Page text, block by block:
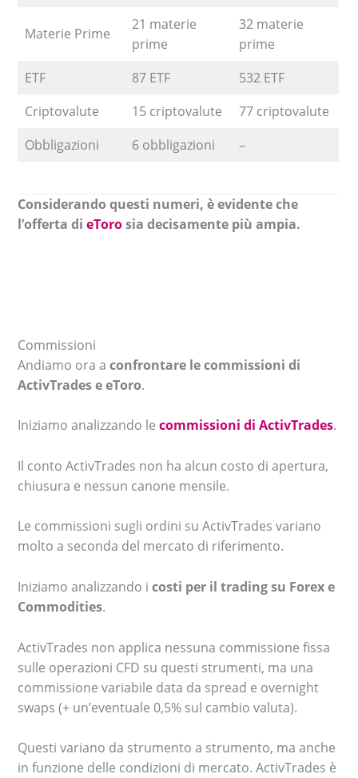
Materie Prime
21 materie
prime
32 materie
prime
ETF
87 ETF
532 ETF
Criptovalute
15 criptovalute
77 criptovalute
Obbligazioni
6 obbligazioni –
Considerando questi numeri, è evidente che
l’offerta dieTorosia decisamente più ampia.
Commissioni
Andiamo ora aconfrontare le commissioni di
ActivTrades e eToro.
Iniziamo analizzando le commissioni di ActivTrades.
Il conto ActivTrades non ha alcun costo di apertura,
chiusura e nessun canone mensile.
Le commissioni sugli ordini su ActivTrades variano
molto a seconda del mercato di riferimento.
Iniziamo analizzando icosti per il trading su Forex e
Commodities.
ActivTrades non applica nessuna commissione fissa
sulle operazioni CFD su questi strumenti, ma una
commissione variabile data da spread e overnight
swaps (+ un’eventuale 0,5% sul cambio valuta).
Questi variano da strumento a strumento, ma anche
in funzione delle condizioni di mercato. ActivTrades è